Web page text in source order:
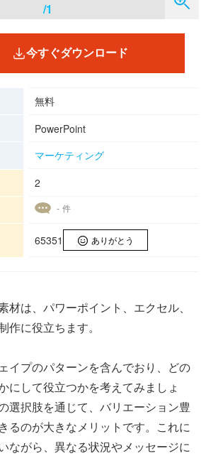
/1
今すぐダウンロード
無料
PowerPoint
マーケティング
2
- 件
65351 ありがとう
材は、パワーポイント、エクセル、
作に役立ちます。
イプのパターンを含んでおり、どの
にして役立つかを考えてみましょ
選択肢を通じて、バリエーション豊
るのが大きなメリットです。これに
ながら、異なる状況やメッセージに